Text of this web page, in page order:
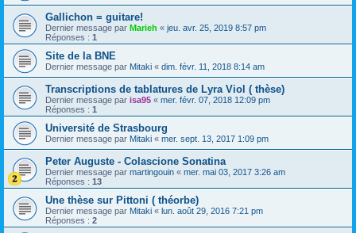
Gallichon = guitare!
Dernier message par Marieh « jeu. avr. 25, 2019 8:57 pm
Réponses : 1
Site de la BNE
Dernier message par Mitaki « dim. févr. 11, 2018 8:14 am
Transcriptions de tablatures de Lyra Viol ( thèse)
Dernier message par isa95 « mer. févr. 07, 2018 12:09 pm
Réponses : 1
Université de Strasbourg
Dernier message par Mitaki « mer. sept. 13, 2017 1:09 pm
Peter Auguste - Colascione Sonatina
Dernier message par martingouin « mer. mai 03, 2017 3:26 am
Réponses : 13
Une thèse sur Pittoni ( théorbe)
Dernier message par Mitaki « lun. août 29, 2016 7:21 pm
Réponses : 2